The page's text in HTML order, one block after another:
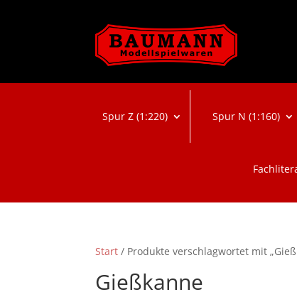
Spur Z (1:220) Spur N (1:160)
Start / Produkte verschlagwortet mit
Gießkanne